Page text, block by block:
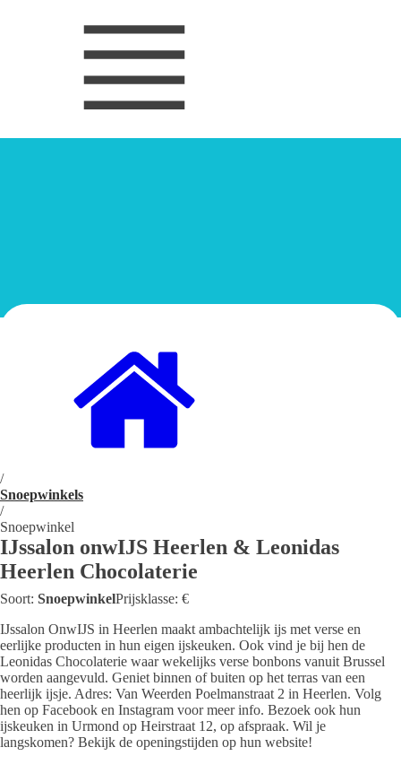
/
Snoepwinkels
/
Snoepwinkel
IJssalon onwIJS Heerlen & Leonidas
Heerlen Chocolaterie
Soort: SnoepwinkelPrijsklasse: €
IJssalon OnwIJS in Heerlen maakt ambachtelijk ijs met verse en
eerlijke producten in hun eigen ijskeuken. Ook vind je bij hen de
Leonidas Chocolaterie waar wekelijks verse bonbons vanuit Brussel
worden aangevuld. Geniet binnen of buiten op het terras van een
heerlijk ijsje. Adres: Van Weerden Poelmanstraat 2 in Heerlen. Volg
hen op Facebook en Instagram voor meer info. Bezoek ook hun
ijskeuken in Urmond op Heirstraat 12, op afspraak. Wil je
langskomen? Bekijk de openingstijden op hun website!